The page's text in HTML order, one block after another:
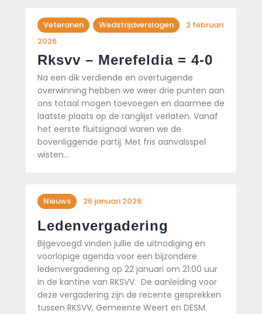
Veteranen Wedstrijdverslagen
2 februari
2026
Rksvv – Merefeldia = 4-0
Na een dik verdiende en overtuigende
overwinning hebben we weer drie punten aan
ons totaal mogen toevoegen en daarmee de
laatste plaats op de ranglijst verlaten. Vanaf
het eerste fluitsignaal waren we de
bovenliggende partij. Met fris aanvalsspel
wisten…
Nieuws 26 januari 2026
Ledenvergadering
Bijgevoegd vinden jullie de uitnodiging en
voorlopige agenda voor een bijzondere
ledenvergadering op 22 januari om 21:00 uur
in de kantine van RKSVV. De aanleiding voor
deze vergadering zijn de recente gesprekken
tussen RKSVV, Gemeente Weert en DESM.